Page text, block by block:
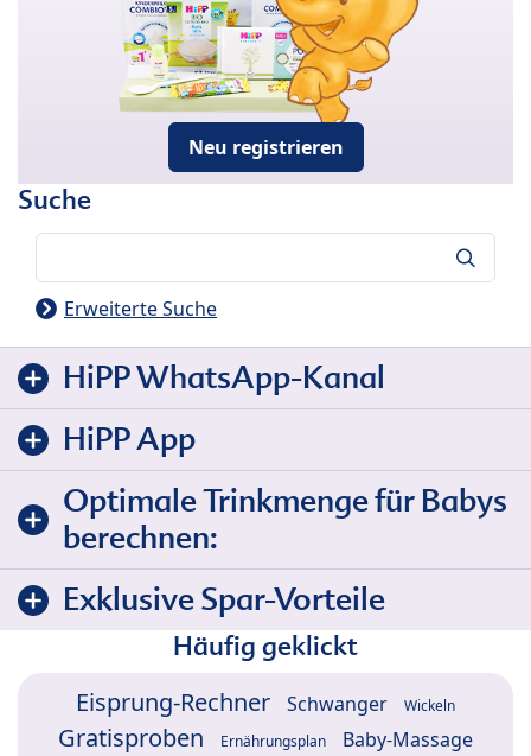
Neu registrieren
Suche
Erweiterte Suche
HiPP WhatsApp-Kanal
HiPP App
Optimale Trinkmenge für Babys
berechnen:
Exklusive Spar-Vorteile
Häufig geklickt
Eisprung-Rechner Schwanger Wickeln
Gratisproben Ernährungsplan Baby-Massage